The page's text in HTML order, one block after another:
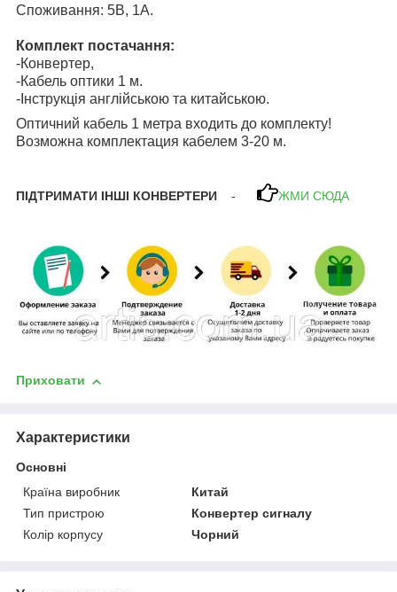
Споживання: 5В, 1А.
Комплект постачання:
-Конвертер,
-Кабель оптики 1 м.
-Інструкція англійською та китайською.
Оптичний кабель 1 метра входить до комплекту!
Возможна комплектация кабелем 3-20 м.
ПІДТРИМАТИ ІНШІ КОНВЕРТЕРИ - ЖМИ СЮДА
Приховати
Характеристики
Основні
Країна виробник
Китай
Тип пристрою
Конвертер сигналу
Колір корпусу
Чорний